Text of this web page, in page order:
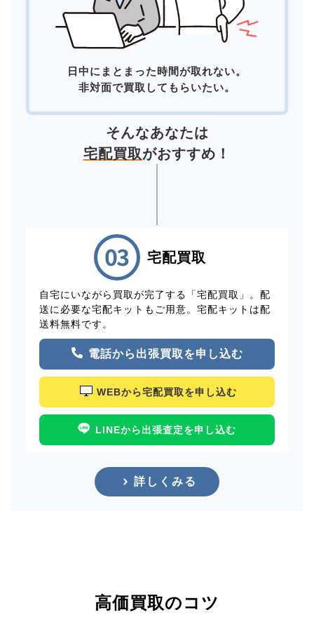
日中にまとまった時間が取れない。
非対面で買取してもらいたい。
そんなあなたは
宅配買取がおすすめ！
宅配買取
自宅にいながら買取が完了する「宅配買取」。配
送に必要な宅配キットもご用意。宅配キットは配
送料無料です。
電話から出張買取を申し込む
WEBから宅配買取を申し込む
LINEから出張査定を申し込む
詳しくみる
高価買取のコツ